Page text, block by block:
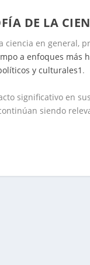
DE LA
en general,
a enfoques más
y culturales1 .
significativo en
siendo